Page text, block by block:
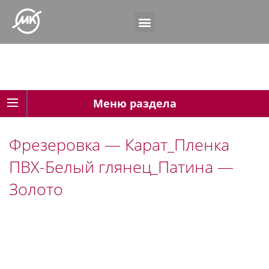
Меню раздела
Фрезеровка — Карат_Пленка
ПВХ-Белый глянец_Патина —
Золото